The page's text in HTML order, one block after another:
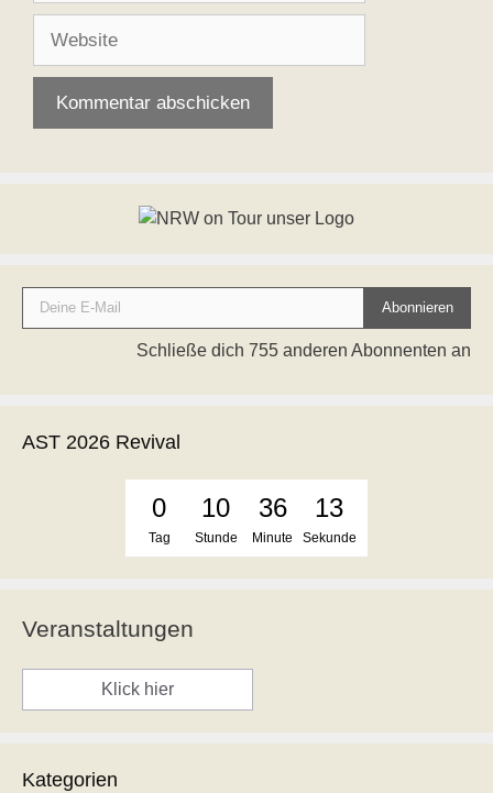
Adresse
Deine E-Mail
Abonnieren
Schließe dich 755 anderen Abonnenten an
AST 2026 Revival
0
Tag
10
Stunde
36
Minute
12
Sekunde
Veranstaltungen
Klick hier
Kategorien